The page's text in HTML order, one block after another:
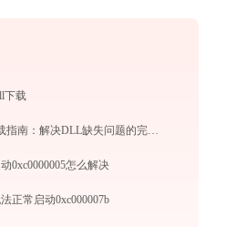
下载
duilib.dll下载指南：解决DLL缺失问题的完整教程 - 32/64位官方免费版
0xc0000005怎么解决
正常启动0xc000007b